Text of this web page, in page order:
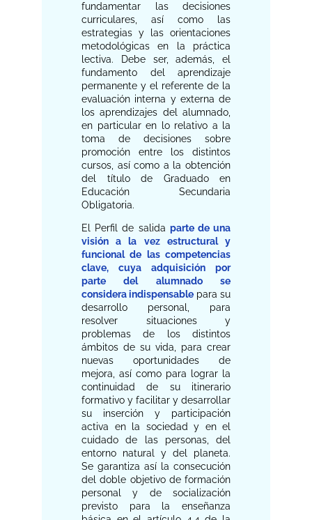
fundamentar las decisiones
curriculares, así como las
estrategias y las orientaciones
metodológicas en la práctica
lectiva. Debe ser, además, el
fundamento del aprendizaje
permanente y el referente de la
evaluación interna y externa de
los aprendizajes del alumnado,
en particular en lo relativo a la
toma de decisiones sobre
promoción entre los distintos
cursos, así como a la obtención
del título de Graduado en
Educación Secundaria
Obligatoria.
El Perfil de salida parte de una
visión a la vez estructural y
funcional de las competencias
clave, cuya adquisición por
parte del alumnado se
considera indispensable para su
desarrollo personal, para
resolver situaciones y
problemas de los distintos
ámbitos de su vida, para crear
nuevas oportunidades de
mejora, así como para lograr la
continuidad de su itinerario
formativo y facilitar y desarrollar
su inserción y participación
activa en la sociedad y en el
cuidado de las personas, del
entorno natural y del planeta.
Se garantiza así la consecución
del doble objetivo de formación
personal y de socialización
previsto para la enseñanza